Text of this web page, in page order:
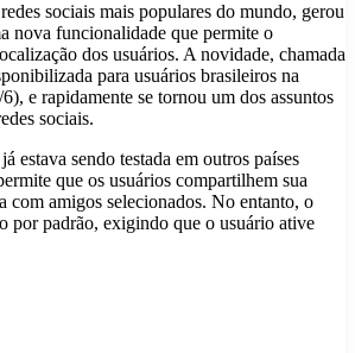
sociais mais populares do mundo, gerou
nova funcionalidade que permite o
dos usuários. A novidade, chamada
para usuários brasileiros na
e rapidamente se tornou um dos assuntos
sociais.
estava sendo testada em outros países
que os usuários compartilhem sua
com amigos selecionados. No entanto, o
por padrão, exigindo que o usuário ative